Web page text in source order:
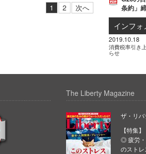
1 2 次へ
条約」
インフォ
2019.10.18
消費税率引き
らせ
The Liberty Magazine
ザ・リ
【特集】
◎ 疲労・
のストレ